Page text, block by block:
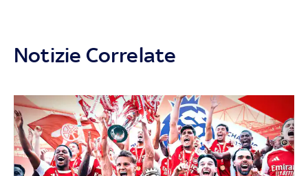
Notizie Correlate